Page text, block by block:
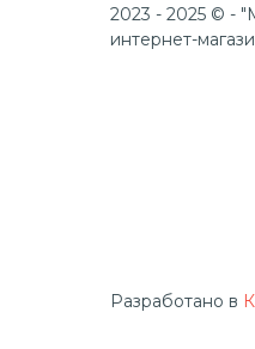
Разработано в
2023 - 2025 © -
интернет-